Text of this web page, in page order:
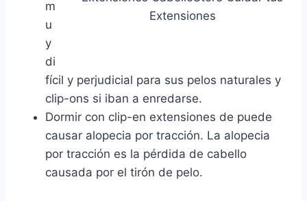
Extensiones
m
u
y
di
fícil y perjudicial para sus pelos naturales y
clip-ons si iban a enredarse.
Dormir con clip-en extensiones de puede
causar alopecia por tracción. La alopecia
por tracción es la pérdida de cabello
causada por el tirón de pelo.